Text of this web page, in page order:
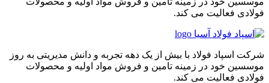
فولادی فعالیت می کند.
شرکت اسپاد فولاد با بیش از یک دهه تجربه و دانش مدیریتی به روز
موسسین خود در زمینه تامین و فروش مواد اولیه و محصولات
فولادی فعالیت می کند.